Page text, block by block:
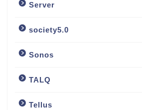
Server
society5.0
Sonos
TALQ
Tellus